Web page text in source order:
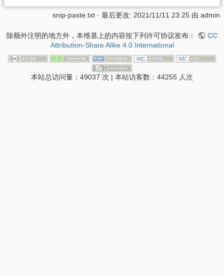
snip-paste.txt · 最后更改: 2021/11/11 23:25 由 admin
除额外注明的地方外，本维基上的内容按下列许可协议发布：
CC
Attribution-Share Alike 4.0 International
本站总访问量： 49037 次 | 本站访客数： 44255 人次